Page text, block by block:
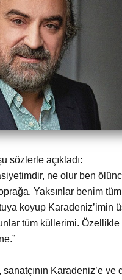
sözlerle açıkladı:
ne olur ben
Yaksınlar benim tüm
koyup Karadeniz’imin
tüm küllerimi. Özellikle
sanatçının Karadeniz’e ve